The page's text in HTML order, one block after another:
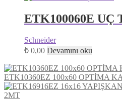
ETK100060E UÇ
Schneider
₺ 0,00 Devamını oku
ETK10360EZ 100x60 OPTİMA